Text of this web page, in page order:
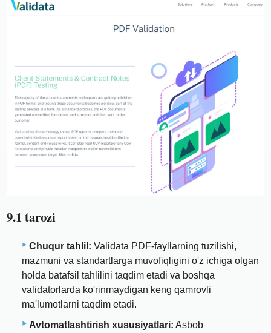
9.1 tarozi
Chuqur tahlil: Validata PDF-fayllarning tuzilishi,
mazmuni va standartlarga muvofiqligini o'z ichiga olgan
holda batafsil tahlilini taqdim etadi va boshqa
validatorlarda ko'rinmaydigan keng qamrovli
ma'lumotlarni taqdim etadi.
Avtomatlashtirish xususiyatlari: Asbob